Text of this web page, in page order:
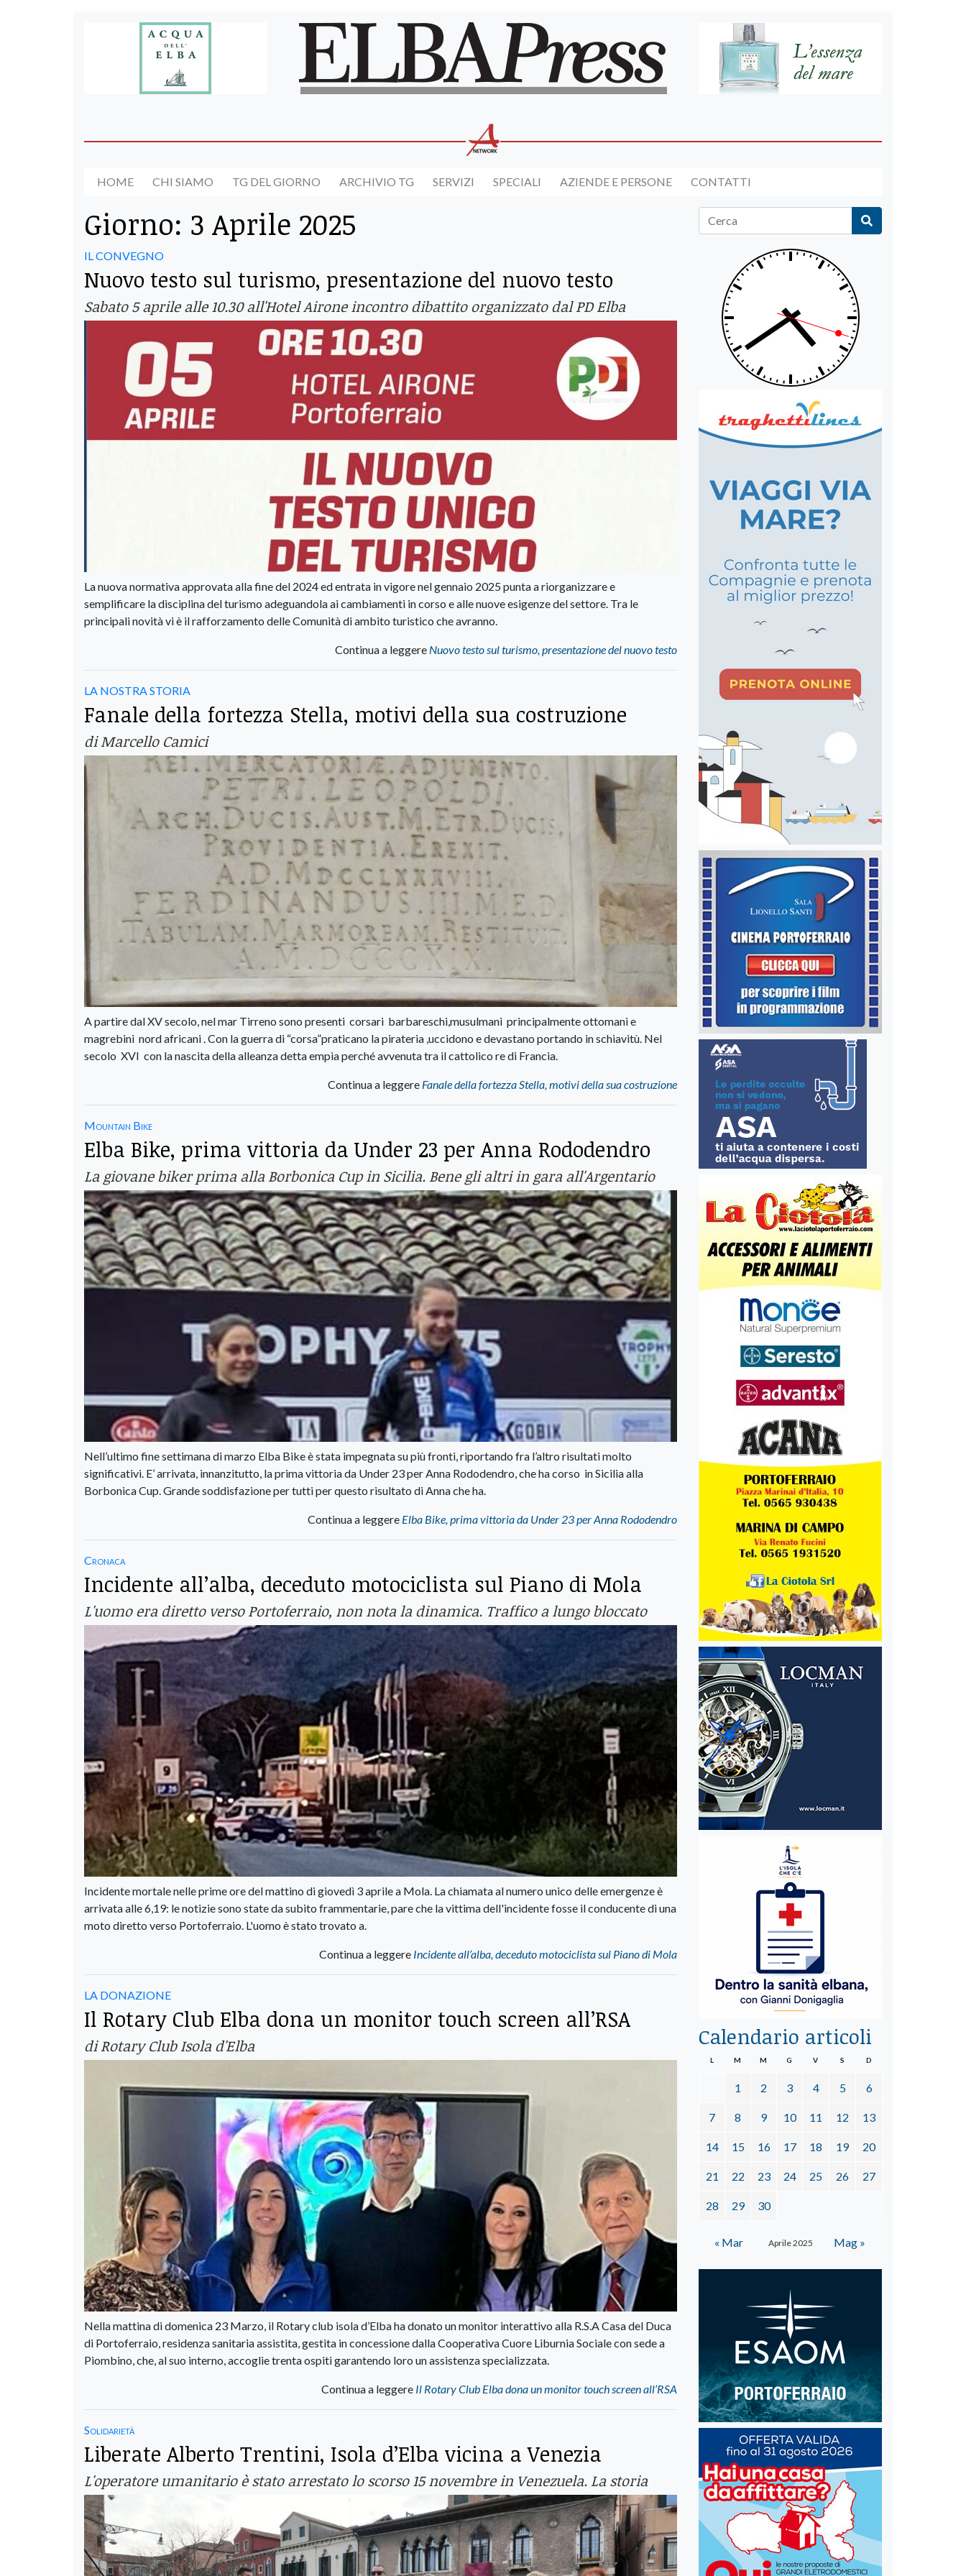
HOME CHI SIAMO TG DEL GIORNO ARCHIVIO TG SERVIZI SPECIALI AZIENDE E PERSONE CONTATTI
Giorno: 3 Aprile 2025
IL CONVEGNO
Nuovo testo sul turismo, presentazione del nuovo testo
Sabato 5 aprile alle 10.30 all'Hotel Airone incontro dibattito organizzato dal PD Elba
La nuova normativa approvata alla fine del 2024 ed entrata in vigore nel gennaio 2025 punta a riorganizzare e
semplificare la disciplina del turismo adeguandola ai cambiamenti in corso e alle nuove esigenze del settore. Tra le
principali novità vi è il rafforzamento delle Comunità di ambito turistico che avranno.
Continua a leggere Nuovo testo sul turismo, presentazione del nuovo testo
LA NOSTRA STORIA
Fanale della fortezza Stella, motivi della sua costruzione
di Marcello Camici
A partire dal XV secolo, nel mar Tirreno sono presenti corsari barbareschi,musulmani principalmente ottomani e
magrebini nord africani . Con la guerra di “corsa”praticano la pirateria ,uccidono e devastano portando in schiavitù. Nel
secolo XVI con la nascita della alleanza detta empia perché avvenuta tra il cattolico re di Francia.
Continua a leggere Fanale della fortezza Stella, motivi della sua costruzione
Mountain Bike
Elba Bike, prima vittoria da Under 23 per Anna Rododendro
La giovane biker prima alla Borbonica Cup in Sicilia. Bene gli altri in gara all'Argentario
Nell’ultimo fine settimana di marzo Elba Bike è stata impegnata su più fronti, riportando fra l’altro risultati molto
significativi. E’ arrivata, innanzitutto, la prima vittoria da Under 23 per Anna Rododendro, che ha corso in Sicilia alla
Borbonica Cup. Grande soddisfazione per tutti per questo risultato di Anna che ha.
Continua a leggere Elba Bike, prima vittoria da Under 23 per Anna Rododendro
Cronaca
Incidente all’alba, deceduto motociclista sul Piano di Mola
L'uomo era diretto verso Portoferraio, non nota la dinamica. Traffico a lungo bloccato
Incidente mortale nelle prime ore del mattino di giovedì 3 aprile a Mola. La chiamata al numero unico delle emergenze è
arrivata alle 6,19: le notizie sono state da subito frammentarie, pare che la vittima dell'incidente fosse il conducente di una
moto diretto verso Portoferraio. L'uomo è stato trovato a.
Continua a leggere Incidente all’alba, deceduto motociclista sul Piano di Mola
LA DONAZIONE
Il Rotary Club Elba dona un monitor touch screen all’RSA
di Rotary Club Isola d'Elba
Nella mattina di domenica 23 Marzo, il Rotary club isola d’Elba ha donato un monitor interattivo alla R.S.A Casa del Duca
di Portoferraio, residenza sanitaria assistita, gestita in concessione dalla Cooperativa Cuore Liburnia Sociale con sede a
Piombino, che, al suo interno, accoglie trenta ospiti garantendo loro un assistenza specializzata.
Continua a leggere Il Rotary Club Elba dona un monitor touch screen all’RSA
Solidarietà
Liberate Alberto Trentini, Isola d’Elba vicina a Venezia
L'operatore umanitario è stato arrestato lo scorso 15 novembre in Venezuela. La storia
Calendario articoli
Aprile 2025
L M M G V S D
1 2 3 4 5 6
7 8 9 10 11 12 13
14 15 16 17 18 19 20
21 22 23 24 25 26 27
28 29 30
« Mar Mag »